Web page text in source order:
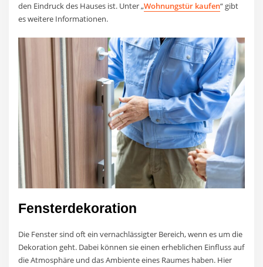
den Eindruck des Hauses ist. Unter „Wohnungstür kaufen“ gibt
es weitere Informationen.
Fensterdekoration
Die Fenster sind oft ein vernachlässigter Bereich, wenn es um die
Dekoration geht. Dabei können sie einen erheblichen Einfluss auf
die Atmosphäre und das Ambiente eines Raumes haben. Hier